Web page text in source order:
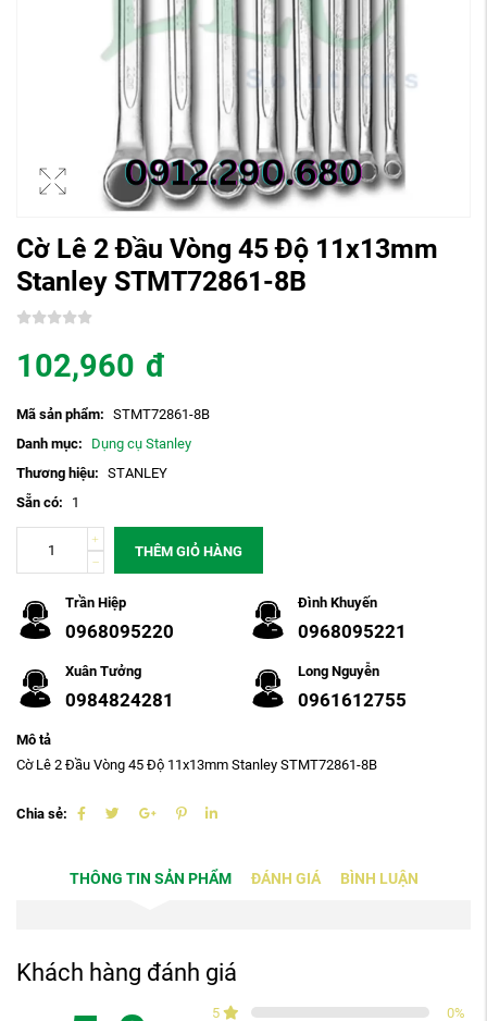
Cờ Lê 2 Đầu Vòng 45 Độ 11x13mm
Stanley STMT72861-8B
102,960 đ
Mã sản phẩm: STMT72861-8B
Danh mục:
Dụng cụ Stanley
Thương hiệu: STANLEY
Sẵn có:
1
THÊM GIỎ HÀNG
Trần Hiệp
0968095220
Đình Khuyến
0968095221
Xuân Tưởng
0984824281
Long Nguyễn
0961612755
Mô tả
Cờ Lê 2 Đầu Vòng 45 Độ 11x13mm Stanley STMT72861-8B
Chia sẻ:
THÔNG TIN SẢN PHẨM ĐÁNH GIÁ BÌNH LUẬN
Khách hàng đánh giá
5 0%